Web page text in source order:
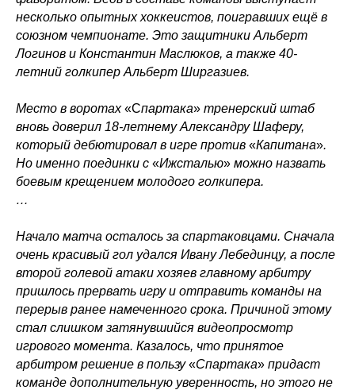
несколько опытных хоккеистов, поигравших ещё в
союзном чемпионате. Это защитники Альберт
Логинов и Константин Маслюков, а также 40-
летний голкипер Альберт Ширгазиев.
Место в воротах«Спартака» тренерский штаб
вновь доверил 18-летнему Александру Шаферу,
который дебютировал в игре против «Капитана».
Но именно поединки с «Ижсталью» можно назвать
боевым крещением молодого голкипера.
…
Начало матча осталось за спартаковцами. Сначала
очень красивый гол удался Ивану Лебединцу, а после
второй голевой атаки хозяев главному арбитру
пришлось прервать игру и отправить команды на
перерыв ранее намеченного срока. Причиной этому
стал слишком затянувшийся видеопросмотр
игрового момента. Казалось, что принятое
арбитром решение в пользу«Спартака» придаст
команде дополнительную уверенность, но этого не
Состав команды
Тренерский штаб
Турнирная таблица
Календарь МХЛ
Состав команды
Спортивная школа
ВКонтакте
НМХЛ
ВХЛ
КХЛ
Всё о хоккее
Медиа
Социальные проекты
Магазин
Фан-зона
Акции для
болельщиков